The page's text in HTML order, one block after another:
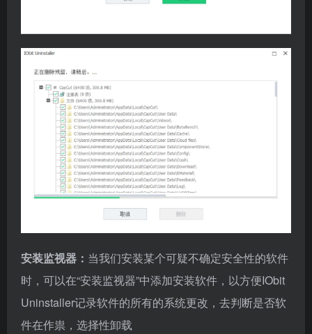
安装监视器： 当我们安装某个可疑不确定安全性的软件
时，可以在“安装监视器”中添加安装软件，以方便IObit
Uninstaller记录软件的所有的系统更改，去判断是否软
件在作祟，选择性卸载